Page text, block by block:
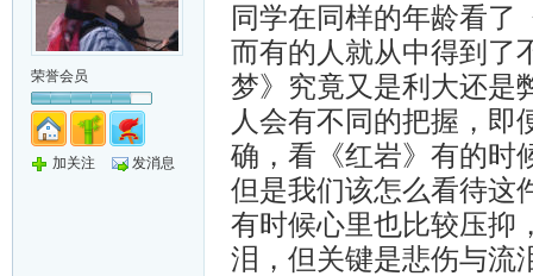
荣誉会员
加关注 发消息
同学在同样的年龄看了
而有的人就从中得到了
梦》究竟又是利大还是
人会有不同的把握，即
确，看《红岩》有的时
但是我们该怎么看待这
有时候心里也比较压抑
泪，但关键是悲伤与流